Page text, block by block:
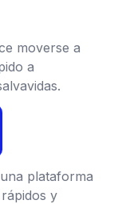
moverse a
a
plataforma
y